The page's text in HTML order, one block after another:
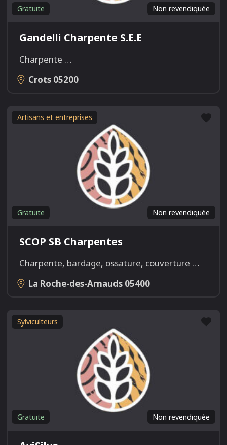
Non revendiquée
Gratuite
Gandelli Charpente S.E.E
Charpente …
Crots 05200
Artisans et entreprises
Non revendiquée
Gratuite
SCOP SB Charpentes
Charpente, bardage, ossature, couverture …
La Roche-des-Arnauds 05400
Sylviculteurs
Non revendiquée
Gratuite